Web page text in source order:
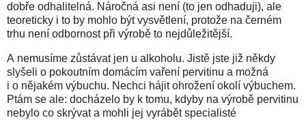
dobře odhalitelná. Náročná asi není (to jen odhaduji), ale
teoreticky i to by mohlo být vysvětlení, protože na černém
trhu není odbornost při výrobě to nejdůležitější.
A nemusíme zůstávat jen u alkoholu. Jistě jste již někdy
slyšeli o pokoutním domácím vaření pervitinu a možná
i o nějakém výbuchu. Nechci hájit ohrožení okolí výbuchem.
Ptám se ale: docházelo by k tomu, kdyby na výrobě pervitinu
nebylo co skrývat a mohli jej vyrábět specialisté